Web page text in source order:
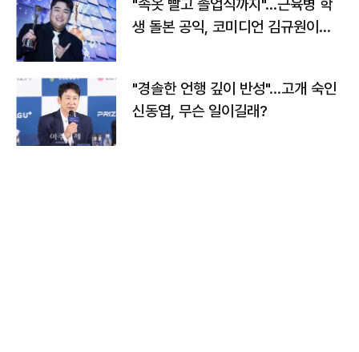
"속옷 빨고 졸업식까지"…근육병 학
생 돌본 공익, 코미디언 김규원이었
"경솔한 언행 깊이 반성"…고개 숙인
신동엽, 무슨 일이길래?